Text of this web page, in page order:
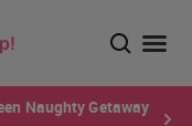
Naughty Getaway